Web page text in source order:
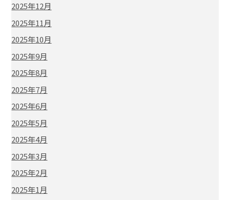
2025年12月
2025年11月
2025年10月
2025年9月
2025年8月
2025年7月
2025年6月
2025年5月
2025年4月
2025年3月
2025年2月
2025年1月